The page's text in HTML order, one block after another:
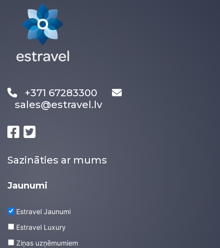
+371 67283300
sales@estravel.lv
Sazināties ar mums
Jaunumi
Estravel Jaunumi
Estravel Luxury
Ziņas uzņēmumiem